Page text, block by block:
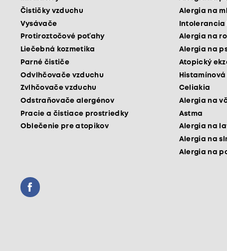
Čističky vzduchu
Vysávače
Protiroztočové poťahy
Liečebná kozmetika
Parné čističe
Odvlhčovače vzduchu
Zvlhčovače vzduchu
Odstraňovače alergénov
Pracie a čistiace prostriedky
Oblečenie pre atopikov
Alergia na
Intolerancia
Alergia na
Alergia na
Atopický
Celiakia
Alergia na
Astma
Alergia na
Alergia na
Alergia na